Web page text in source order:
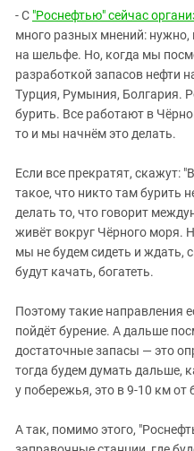
- С "Роснефтью" сейчас
много разных мнений:
на шельфе. Но, когда мы
разработкой запасов нефти
Турция, Румыния, Болгария.
бурить. Все работают в
то и мы начнём это делать.
Если все прекратят, скажут:
такое, что никто там бурить
делать то, что говорит
живёт вокруг Чёрного моря.
мы не будем сидеть и ждать,
будут качать, богатеть.
Поэтому такие направления
пойдёт бурение. А дальше
достаточные запасы — это
тогда будем думать дальше,
у побережья, это в 9-10 км от
А так, помимо этого,